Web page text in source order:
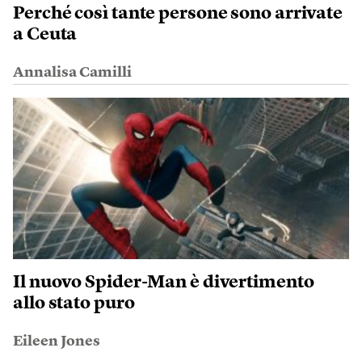
Perché così tante persone sono arrivate
a Ceuta
Annalisa Camilli
Il nuovo Spider-Man è divertimento
allo stato puro
Eileen Jones